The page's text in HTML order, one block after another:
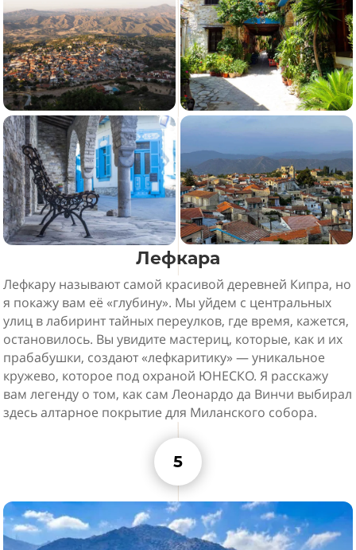
Лефкара
Лефкару называют самой красивой деревней Кипра, но
я покажу вам её «глубину». Мы уйдем с центральных
улиц в лабиринт тайных переулков, где время, кажется,
остановилось. Вы увидите мастериц, которые, как и их
прабабушки, создают «лефкаритику» — уникальное
кружево, которое под охраной ЮНЕСКО. Я расскажу
вам легенду о том, как сам Леонардо да Винчи выбирал
здесь алтарное покрытие для Миланского собора.
5